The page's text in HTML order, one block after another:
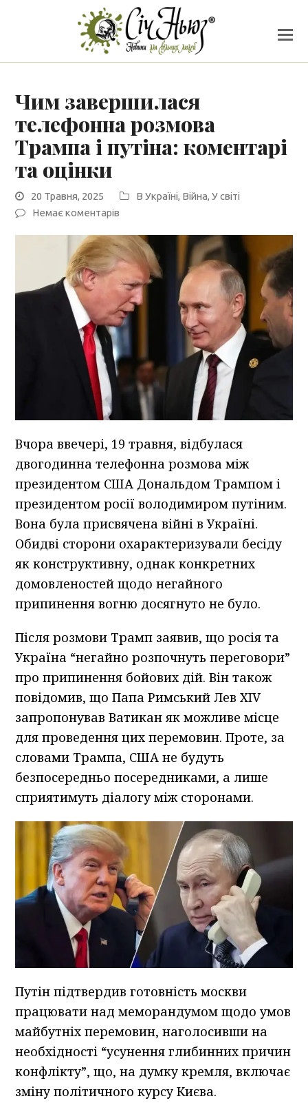
Чим завершилася
телефонна розмова
Трампа і путіна: коментарі
та оцінки
20 Травня, 2025 В Україні, Війна,У світі
Немає коментарів
Вчора ввечері, 19 травня, відбулася
двогодинна телефонна розмова між
президентом США Дональдом Трампом і
президентом росії володимиром путіним.
Вона була присвячена війні в Україні.
Обидві сторони охарактеризували бесіду
як конструктивну, однак конкретних
домовленостей щодо негайного
припинення вогню досягнуто не було.
Після розмови Трамп заявив, що росія та
Україна “негайно розпочнуть переговори”
про припинення бойових дій. Він також
повідомив, що Папа Римський Лев XIV
запропонував Ватикан як можливе місце
для проведення цих перемовин. Проте, за
словами Трампа, США не будуть
безпосередньо посередниками, а лише
сприятимуть діалогу між сторонами.
Путін підтвердив готовність москви
працювати над меморандумом щодо умов
майбутніх перемовин, наголосивши на
необхідності “усунення глибинних причин
конфлікту”, що, на думку кремля, включає
зміну політичного курсу Києва.